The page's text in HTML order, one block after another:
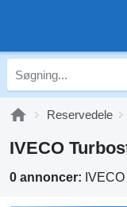
Reservedele
IVECO
0 annoncer: